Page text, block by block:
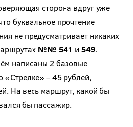
сторона вдруг уже
буквальное прочтение
не предусматривает никаких
№№ 541 и 549.
написаны 2 базовые
«Стрелке» – 45 рублей,
На весь маршрут, какой бы
бы пассажир.